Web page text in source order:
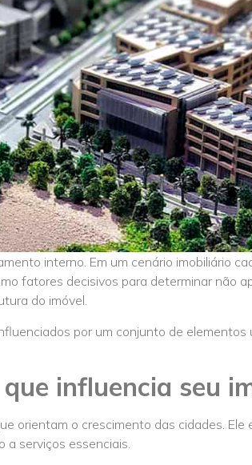
interno. Em um cenário imobiliário
fatores decisivos para determinar não
do imóvel.
por um conjunto de elementos
influencia seu
orientam o crescimento das cidades. Ele
serviços essenciais.